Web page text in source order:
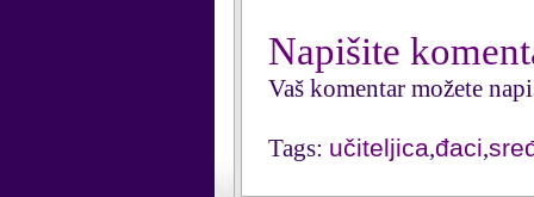
Napišite
Vaš komentar možete
Tags: učiteljica,đaci,